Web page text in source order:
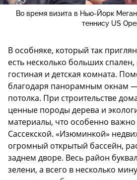
Во время визита в Нью-Йорк
теннису US
В особняке, который так
есть несколько больших
гостиная и детская комната.
благодаря панорамным окнам
потолка. При строительстве
ценные породы дерева и
материалы, что особенно важно
Сассекской. «Изюминкой»
огромный открытый бассейн,
заднем дворе. Весь район
зелени, а всего в несколько